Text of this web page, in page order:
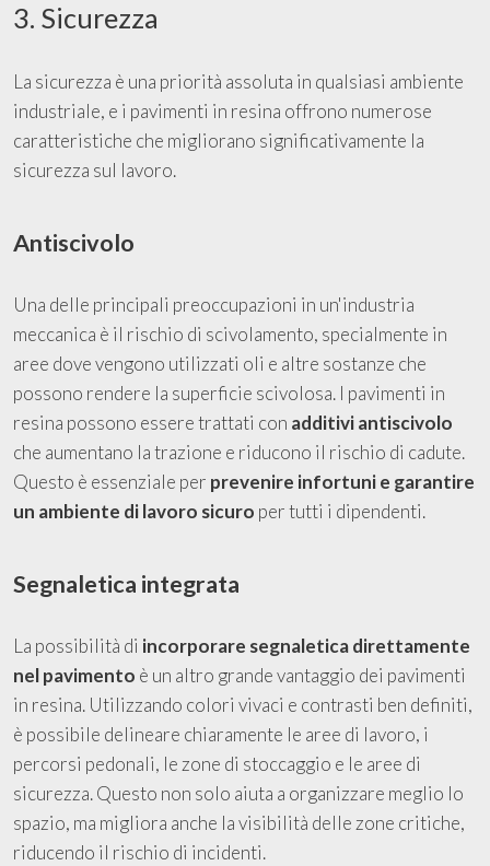
3. Sicurezza
La sicurezza è una priorità assoluta in qualsiasi ambiente
industriale, e i pavimenti in resina offrono numerose
caratteristiche che migliorano significativamente la
sicurezza sul lavoro.
Antiscivolo
Una delle principali preoccupazioni in un'industria
meccanica è il rischio di scivolamento, specialmente in
aree dove vengono utilizzati oli e altre sostanze che
possono rendere la superficie scivolosa. I pavimenti in
resina possono essere trattati con additivi antiscivolo
che aumentano la trazione e riducono il rischio di cadute.
Questo è essenziale per prevenire infortuni e garantire
un ambiente di lavoro sicuro per tutti i dipendenti.
Segnaletica integrata
La possibilità di incorporare segnaletica direttamente
nel pavimento è un altro grande vantaggio dei pavimenti
in resina. Utilizzando colori vivaci e contrasti ben definiti,
è possibile delineare chiaramente le aree di lavoro, i
percorsi pedonali, le zone di stoccaggio e le aree di
sicurezza. Questo non solo aiuta a organizzare meglio lo
spazio, ma migliora anche la visibilità delle zone critiche,
riducendo il rischio di incidenti.